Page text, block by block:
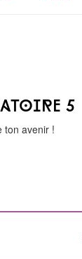
5
ton avenir !